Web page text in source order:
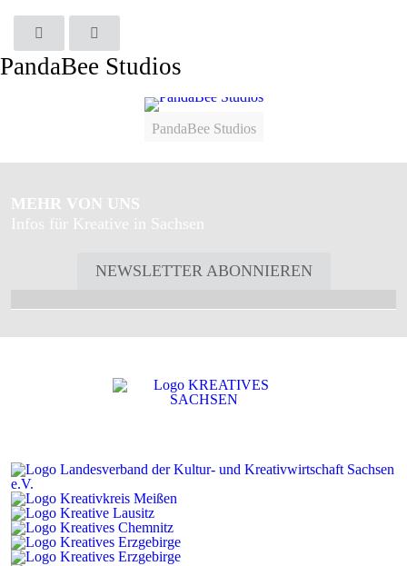
PandaBee Studios
PandaBee Studios
MEHR VON UNS
Infos für Kreative in Sachsen
NEWSLETTER ABONNIEREN